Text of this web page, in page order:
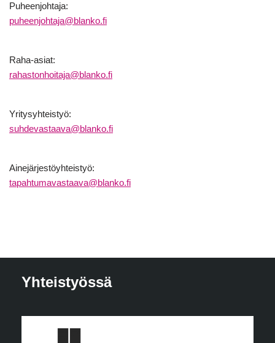
Puheenjohtaja:
puheenjohtaja@blanko.fi
Raha-asiat:
rahastonhoitaja@blanko.fi
Yritysyhteistyö:
suhdevastaava@blanko.fi
Ainejärjestöyhteistyö:
tapahtumavastaava@blanko.fi
Yhteistyössä